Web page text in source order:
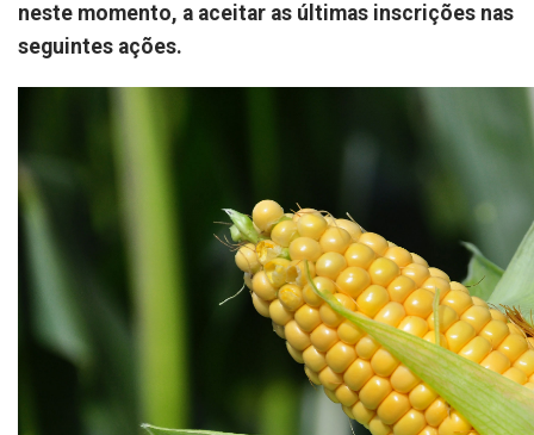
neste momento, a aceitar as últimas inscrições nas
seguintes ações.